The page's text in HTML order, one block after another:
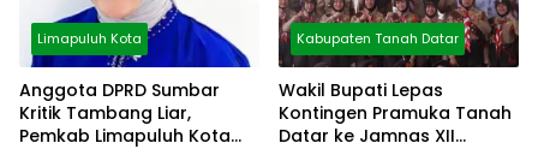
Limapuluh Kota
Anggota DPRD Sumbar
Kritik Tambang Liar,
Pemkab Limapuluh Kota
Kabupaten Tanah Datar
Wakil Bupati Lepas
Kontingen Pramuka Tanah
Datar ke Jamnas XII